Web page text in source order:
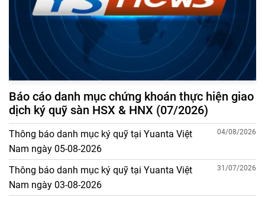
Báo cáo danh mục chứng khoán thực hiện giao
dịch ký quỹ sàn HSX & HNX (07/2026)
Thông báo danh mục ký quỹ tại Yuanta Việt
Nam ngày 05-08-2026
04/08/2026
Thông báo danh mục ký quỹ tại Yuanta Việt
Nam ngày 03-08-2026
31/07/2026